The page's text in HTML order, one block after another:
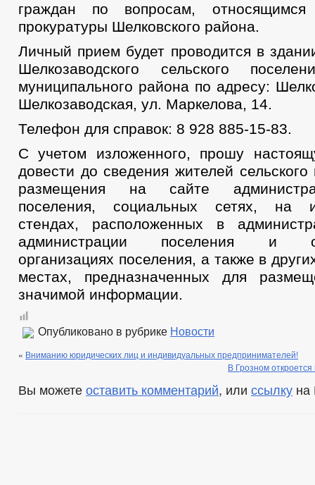
граждан по вопросам, относящимся
прокуратуры Шелковского района.
Личный прием будет проводится в
Шелкозаводского сельского
муниципального района по адресу:
Шелкозаводская, ул. Маркелова, 14.
Телефон для справок: 8 928 885-15-83.
С учетом изложенного, прошу
довести до сведения жителей сельского
размещения на сайте
поселения, социальных сетях, на
стендах, расположенных в
администрации поселения и
организациях поселения, а также в
местах, предназначенных для
значимой информации.
Опубликовано в рубрике Новости
« Вниманию юридических лиц и индивидуальных предпринимателей!
В Грозном
Вы можете оставить комментарий, или ссылку на